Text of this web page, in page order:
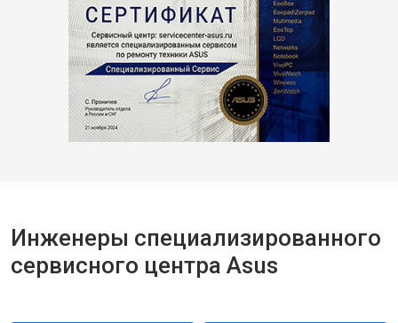
Инженеры специализированного
сервисного центра Asus